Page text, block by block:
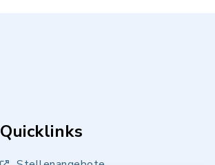
Quicklinks